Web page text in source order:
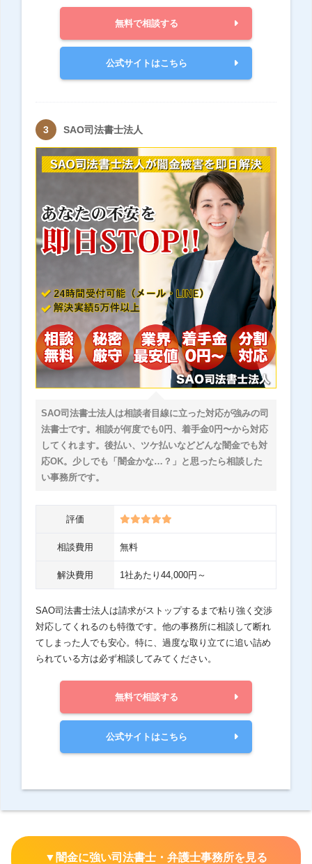
無料で相談する
公式サイトはこちら
SAO司法書士法人
SAO司法書士法人は相談者目線に立った対応が強みの司
法書士です。相談が何度でも0円、着手金0円〜から対応
してくれます。後払い、ツケ払いなどどんな闇金でも対
応OK。少しでも「闇金かな…？」と思ったら相談した
い事務所です。
評価
相談費用 無料
解決費用 1社あたり44,000円～
SAO司法書士法人は請求がストップするまで粘り強く交渉
対応してくれるのも特徴です。他の事務所に相談して断れ
てしまった人でも安心。特に、過度な取り立てに追い詰め
られている方は必ず相談してみてください。
無料で相談する
公式サイトはこちら
▼闇金に強い司法書士・弁護士事務所を見る